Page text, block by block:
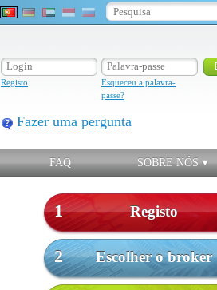
Registo
Esqueceu a palavra-
passe?
Fazer uma pergunta
FAQ SOBRE NÓS
1 Registo
2 Escolher o broker